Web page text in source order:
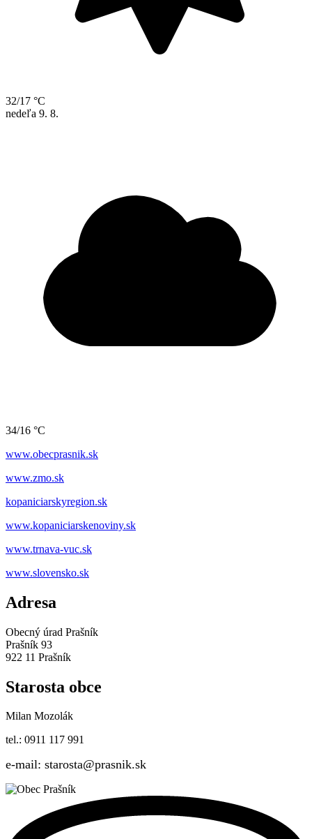
32/17 °C
nedeľa 9. 8.
34/16 °C
www.obecprasnik.sk
www.zmo.sk
kopaniciarskyregion.sk
www.kopaniciarskenoviny.sk
www.trnava-vuc.sk
www.slovensko.sk
Adresa
Obecný úrad Prašník
Prašník 93
922 11 Prašník
Starosta obce
Milan Mozolák
tel.: 0911 117 991
e-mail: starosta@prasnik.sk